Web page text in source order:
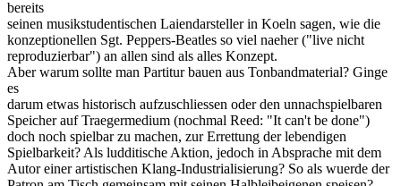
bereits
seinen musikstudentischen Laiendarsteller in Koeln sagen, wie die
konzeptionellen Sgt. Peppers-Beatles so viel naeher ("live nicht
reproduzierbar") an allen sind als alles Konzept.
Aber warum sollte man Partitur bauen aus Tonbandmaterial? Ginge
es
darum etwas historisch aufzuschliessen oder den unnachspielbaren
Speicher auf Traegermedium (nochmal Reed: "It can't be done")
doch noch spielbar zu machen, zur Errettung der lebendigen
Spielbarkeit? Als ludditische Aktion, jedoch in Absprache mit dem
Autor einer artistischen Klang-Industrialisierung? So als wuerde der